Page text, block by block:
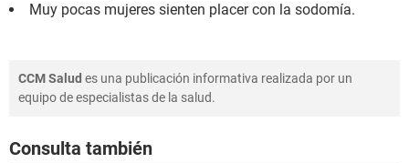
Muy pocas mujeres sienten placer con la sodomía.
CCM Salud es una publicación informativa realizada por un
equipo de especialistas de la salud.
Consulta también